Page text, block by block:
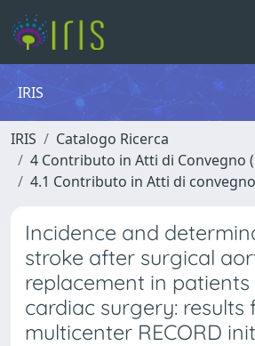
IRIS
IRIS
Catalogo Ricerca
4 Contributo in Atti di Convegno
4.1 Contributo in Atti di convegno
Incidence and
stroke after surgical
replacement in
cardiac surgery: results
multicenter RECORD